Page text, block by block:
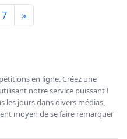
7 »
en ligne. Créez une
notre service puissant !
les jours dans divers médias,
moyen de se faire remarquer